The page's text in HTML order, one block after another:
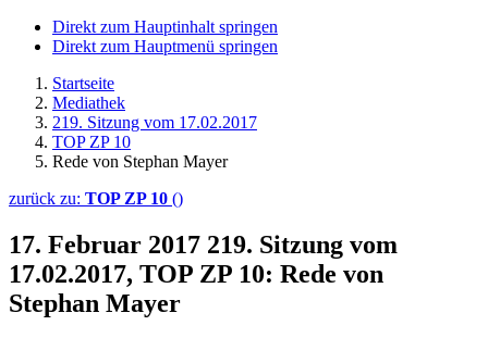
Direkt zum Hauptinhalt springen
Direkt zum Hauptmenü springen
Startseite
Mediathek
219. Sitzung vom 17.02.2017
TOP ZP 10
Rede von Stephan Mayer
zurück zu: TOP ZP 10 ()
17. Februar 2017 219. Sitzung vom
17.02.2017, TOP ZP 10: Rede von
Stephan Mayer